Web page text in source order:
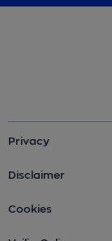
Privacy
Disclaimer
Cookies